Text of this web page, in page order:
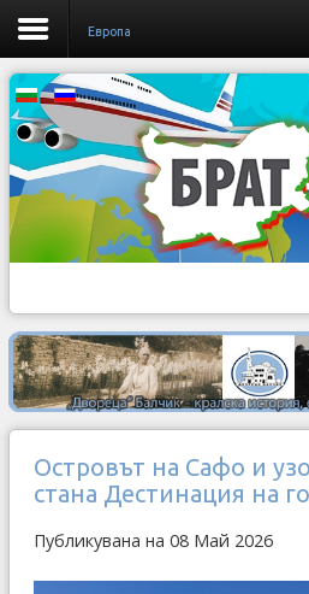
Европа
Островът на Сафо и
стана Дестинация на
Публикувана на 08 Май 2026